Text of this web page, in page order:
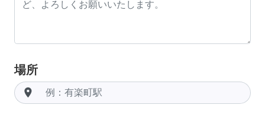
場所
room